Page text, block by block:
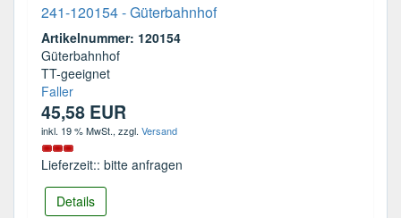
241-120154 - Güterbahnhof
Artikelnummer: 120154
Güterbahnhof
TT-geeignet
Faller
45,58 EUR
inkl. 19 % MwSt., zzgl. Versand
Lieferzeit:: bitte anfragen
Details